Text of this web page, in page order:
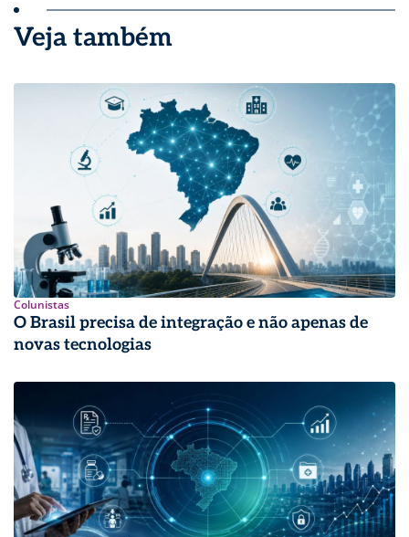
Veja também
Colunistas
O Brasil precisa de integração e não apenas de
novas tecnologias